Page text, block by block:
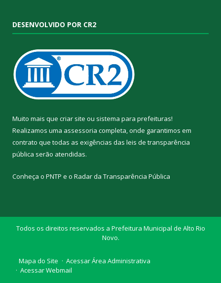
DESENVOLVIDO POR CR2
Muito mais que criar site ou sistema para prefeituras!
Realizamos uma assessoria completa, onde garantimos em
contrato que todas as exigências das leis de transparência
pública serão atendidas.
Conheça o PNTP e o Radar da Transparência Pública
Todos os direitos reservados a Prefeitura Municipal de Alto Rio
Novo.
Mapa do Site
Acessar Área Administrativa
Acessar Webmail